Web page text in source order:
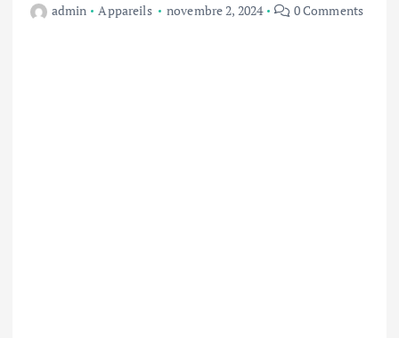
admin Appareils novembre 2, 2024 0 Comments